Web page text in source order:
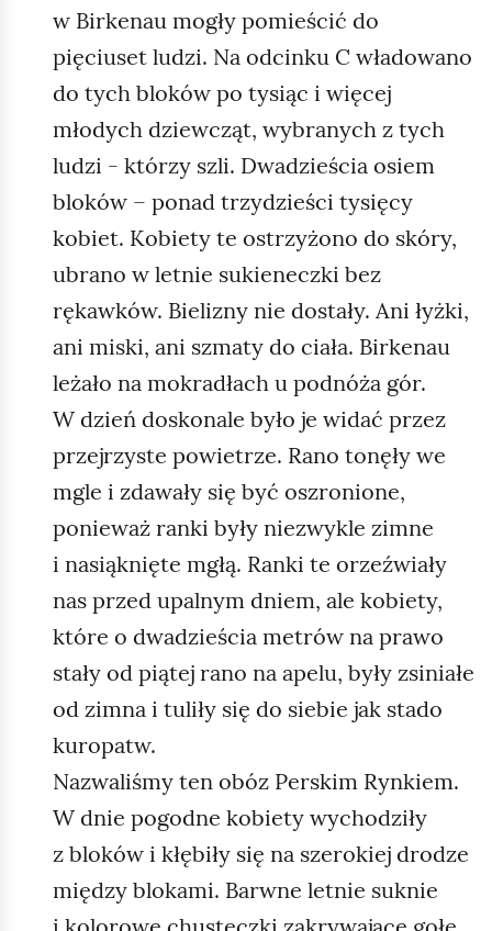
w Birkenau mogły pomieścić do
pięciuset ludzi. Na odcinku C władowano
do tych bloków po tysiąc i więcej
młodych dziewcząt, wybranych z tych
ludzi - którzy szli. Dwadzieścia osiem
bloków – ponad trzydzieści tysięcy
kobiet. Kobiety te ostrzyżono do skóry,
ubrano w letnie sukieneczki bez
rękawków. Bielizny nie dostały. Ani łyżki,
ani miski, ani szmaty do ciała. Birkenau
leżało na mokradłach u podnóża gór.
W dzień doskonale było je widać przez
przejrzyste powietrze. Rano tonęły we
mgle i zdawały się być oszronione,
ponieważ ranki były niezwykle zimne
i nasiąknięte mgłą. Ranki te orzeźwiały
nas przed upalnym dniem, ale kobiety,
które o dwadzieścia metrów na prawo
stały od piątej rano na apelu, były zsiniałe
od zimna i tuliły się do siebie jak stado
kuropatw.
Nazwaliśmy ten obóz Perskim Rynkiem.
W dnie pogodne kobiety wychodziły
z bloków i kłębiły się na szerokiej drodze
między blokami. Barwne letnie suknie